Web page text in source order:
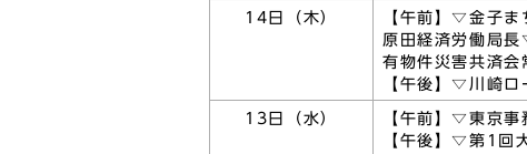
14日（木）
【午前】▽金子
原田経済労働局
有物件災害共済
【午後】▽川崎
13日（水）
【午前】▽東京事
【午後】▽第1回